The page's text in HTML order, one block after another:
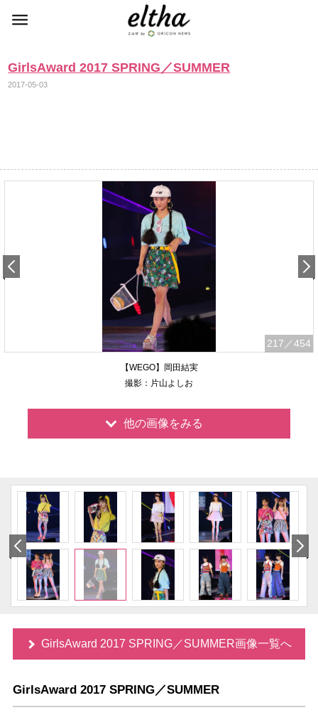
GirlsAward 2017 SPRING／SUMMER
2017-05-03
217 ／454
【WEGO】岡田結実
撮影：片山よしお
他の画像をみる
GirlsAward 2017 SPRING／SUMMER画像一覧へ
GirlsAward 2017 SPRING／SUMMER